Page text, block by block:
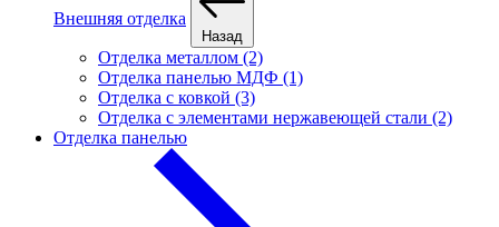
Внешняя отделка
Назад
Отделка металлом (2)
Отделка панелью МДФ (1)
Отделка с ковкой (3)
Отделка с элементами нержавеющей стали (2)
Отделка панелью